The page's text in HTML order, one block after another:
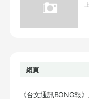
網頁
《台文通訊BONG報